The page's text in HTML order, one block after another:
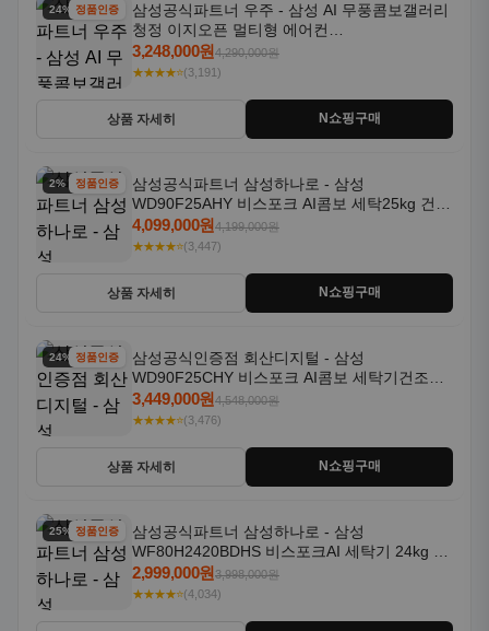
24% 할인정품인증
삼성공식파트너 우주 - 삼성 AI 무풍콤보갤러리
청정 이지오픈 멀티형 에어컨
AF80F17D22WRS 기본설치포함
3,248,000원4,290,000원
★★★★⭐(3,191)
상품 자세히 N쇼핑구매
2% 할인정품인증
삼성공식파트너 삼성하나로 - 삼성
WD90F25AHY 비스포크 AI콤보 세탁25kg 건조
18kg 자동문열림 1등급
4,099,000원4,199,000원
★★★★⭐(3,447)
상품 자세히 N쇼핑구매
24% 할인정품인증
삼성공식인증점 회산디지털 - 삼성
WD90F25CHY 비스포크 AI콤보 세탁기건조기
일체형 25kg+18kg 1등급
3,449,000원4,548,000원
★★★★⭐(3,476)
상품 자세히 N쇼핑구매
25% 할인정품인증
삼성공식파트너 삼성하나로 - 삼성
WF80H2420BDHS 비스포크AI 세탁기 24kg 건
조기 20kg 세제자동투입
2,999,000원3,998,000원
★★★★⭐(4,034)